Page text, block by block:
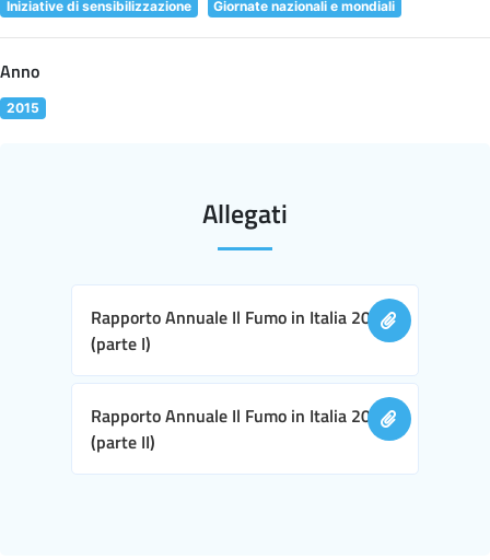
Iniziative di sensibilizzazione
Giornate nazionali e mondiali
Anno
2015
Allegati
Rapporto Annuale Il Fumo in Italia 2016
(parte I)
Rapporto Annuale Il Fumo in Italia 2016
(parte II)